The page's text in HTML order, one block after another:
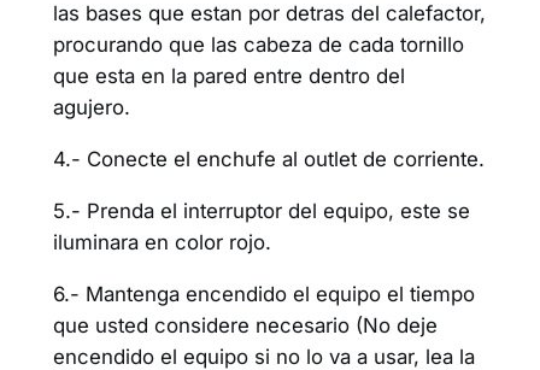
las bases que estan por detras del calefactor,
procurando que las cabeza de cada tornillo
que esta en la pared entre dentro del
agujero.
4.- Conecte el enchufe al outlet de corriente.
5.- Prenda el interruptor del equipo, este se
iluminara en color rojo.
6.- Mantenga encendido el equipo el tiempo
que usted considere necesario (No deje
encendido el equipo si no lo va a usar, lea la